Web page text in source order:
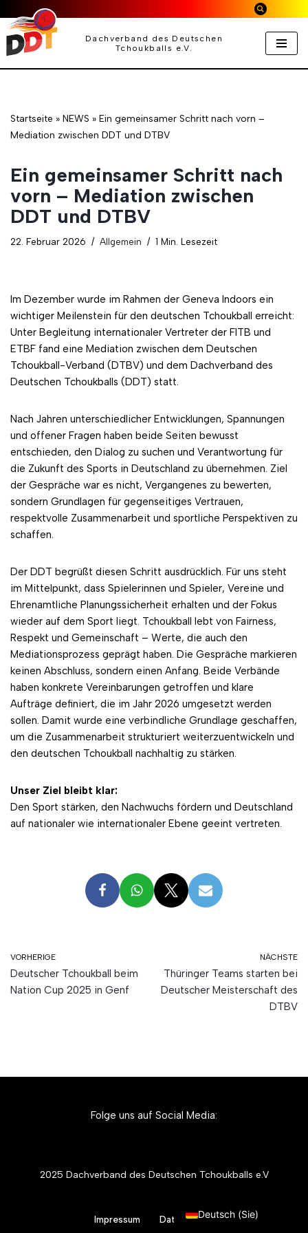
Zum
Inhalt
springen
Dachverband des Deutschen
Tchoukballs e.V.
Startseite » NEWS » Ein gemeinsamer Schritt nach vorn –
Mediation zwischen DDT und DTBV
Ein gemeinsamer Schritt nach
vorn – Mediation zwischen
DDT und DTBV
22. Februar 2026 Allgemein 1 Min. Lesezeit
Im Dezember wurde im Rahmen der Geneva Indoors ein
wichtiger Meilenstein für den deutschen Tchoukball erreicht:
Unter Begleitung internationaler Vertreter der FITB und
ETBF fand eine Mediation zwischen dem Deutschen
Tchoukball-Verband (DTBV) und dem Dachverband des
Deutschen Tchoukballs (DDT) statt.
Nach Jahren unterschiedlicher Entwicklungen, Spannungen
und offener Fragen haben beide Seiten bewusst
entschieden, den Dialog zu suchen und Verantwortung für
die Zukunft des Sports in Deutschland zu übernehmen. Ziel
der Gespräche war es nicht, Vergangenes zu bewerten,
sondern Grundlagen für gegenseitiges Vertrauen,
respektvolle Zusammenarbeit und sportliche Perspektiven zu
schaffen.
Der DDT begrüßt diesen Schritt ausdrücklich. Für uns steht
im Mittelpunkt, dass Spielerinnen und Spieler, Vereine und
Ehrenamtliche Planungssicherheit erhalten und der Fokus
wieder auf dem Sport liegt. Tchoukball lebt von Fairness,
Respekt und Gemeinschaft – Werte, die auch den
Mediationsprozess geprägt haben. Die Gespräche markieren
keinen Abschluss, sondern einen Anfang. Beide Verbände
haben konkrete Vereinbarungen getroffen und klare
Aufträge definiert, die im Jahr 2026 umgesetzt werden
sollen. Damit wurde eine verbindliche Grundlage geschaffen,
um die Zusammenarbeit strukturiert weiterzuentwickeln und
den deutschen Tchoukball nachhaltig zu stärken.
Unser Ziel bleibt klar:
Den Sport stärken, den Nachwuchs fördern und Deutschland
auf nationaler wie internationaler Ebene geeint vertreten.
VORHERIGE
Deutscher Tchoukball beim
Nation Cup 2025 in Genf
NÄCHSTE
Thüringer Teams starten bei
Deutscher Meisterschaft des
DTBV
Folge uns auf Social Media:
2025 Dachverband des Deutschen Tchoukballs e.V
Impressum DatenschutzDeutsch (Sie)